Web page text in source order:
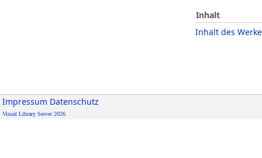
Inhalt
Inhalt des
Impressum Datenschutz
Visual Library Server 2026